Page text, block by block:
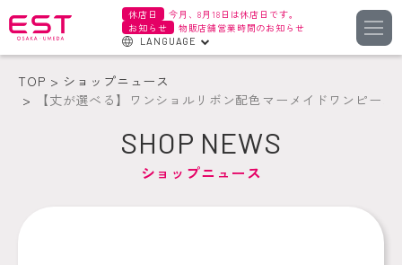
休店日
今月、8月18日は休店日です。
お知らせ
物販店舗営業時間のお知らせ
LANGUAGE
한국어
TOP
ショップニュース
【丈が選べる】ワンショルリボン配色マーメイドワンピース
SHOP NEWS
ショップニュース